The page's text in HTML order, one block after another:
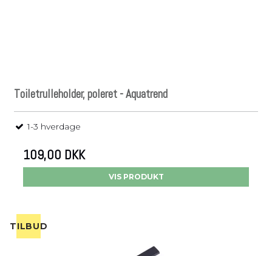
Toiletrulleholder, poleret - Aquatrend
1-3 hverdage
109,00 DKK
VIS PRODUKT
TILBUD